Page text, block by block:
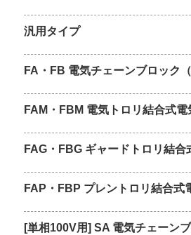
汎用タイプ
FA・FB 電気チェーンブロック
FAM・FBM 電気トロリ結合式
FAG・FBG ギャードトロリ結合
FAP・FBP プレントロリ結合式
[単相100V用] SA 電気チェーン